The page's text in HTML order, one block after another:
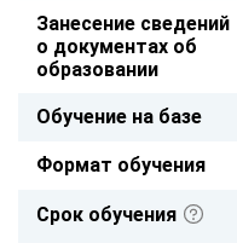
Занесение сведений
о документах об
образовании
Обучение на базе
Формат обучения
Срок обучения